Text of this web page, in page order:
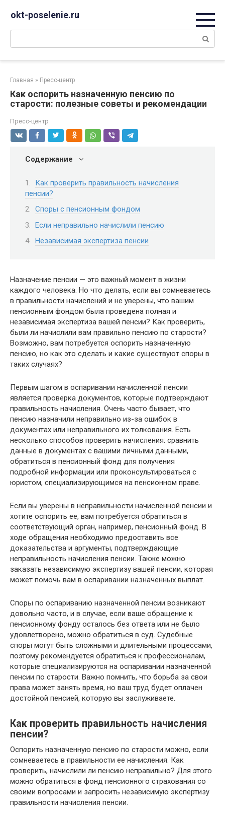
okt-poselenie.ru
Поиск:
Главная » Пресс-центр
Как оспорить назначенную пенсию по
старости: полезные советы и рекомендации
Пресс-центр
Содержание
Как проверить правильность начисления
пенсии?
Споры с пенсионным фондом
Если неправильно начислили пенсию
Независимая экспертиза пенсии
Назначение пенсии — это важный момент в жизни
каждого человека. Но что делать, если вы сомневаетесь
в правильности начислений и не уверены, что вашим
пенсионным фондом была проведена полная и
независимая экспертиза вашей пенсии? Как проверить,
были ли начислили вам правильно пенсию по старости?
Возможно, вам потребуется оспорить назначенную
пенсию, но как это сделать и какие существуют споры в
таких случаях?
Первым шагом в оспаривании начисленной пенсии
является проверка документов, которые подтверждают
правильность начисления. Очень часто бывает, что
пенсию назначили неправильно из-за ошибок в
документах или неправильного их толкования. Есть
несколько способов проверить начисления: сравнить
данные в документах с вашими личными данными,
обратиться в пенсионный фонд для получения
подробной информации или проконсультироваться с
юристом, специализирующимся на пенсионном праве.
Если вы уверены в неправильности начисленной пенсии и
хотите оспорить ее, вам потребуется обратиться в
соответствующий орган, например, пенсионный фонд. В
ходе обращения необходимо предоставить все
доказательства и аргументы, подтверждающие
неправильность начисления пенсии. Также можно
заказать независимую экспертизу вашей пенсии, которая
может помочь вам в оспаривании назначенных выплат.
Споры по оспариванию назначенной пенсии возникают
довольно часто, и в случае, если ваше обращение к
пенсионному фонду осталось без ответа или не было
удовлетворено, можно обратиться в суд. Судебные
споры могут быть сложными и длительными процессами,
поэтому рекомендуется обратиться к профессионалам,
которые специализируются на оспаривании назначенной
пенсии по старости. Важно помнить, что борьба за свои
права может занять время, но ваш труд будет оплачен
достойной пенсией, которую вы заслуживаете.
Как проверить правильность начисления
пенсии?
Оспорить назначенную пенсию по старости можно, если
сомневаетесь в правильности ее начисления. Как
проверить, начислили ли пенсию неправильно? Для этого
можно обратиться в фонд пенсионного страхования со
своими вопросами и запросить независимую экспертизу
правильности начисления пенсии.